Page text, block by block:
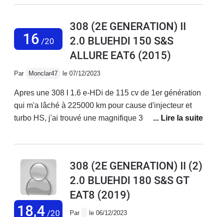
16 /20
308 (2E GENERATION) II
2.0 BLUEHDI 150 S&S
ALLURE EAT6 (2015)
Par Monclar47 le 07/12/2023
Apres une 308 I 1.6 e-HDi de 115 cv de 1er génération
qui m'a lâché à 225000 km pour cause d'injecteur et
turbo HS, j'ai trouvé une magnifique 308 II SW de 2015
EAT 6 (première fois en auto pour moi) et j'en suis
placant très bien dans les virages et le tout, en étant
confortable. Ce que j'aime au niveau de la boite c'est le
fait de pouvoir passé en séquentielle pour pouvoir
s'amuser sur des petites routes (du genre route du
18,4/20
308 (2E GENERATION) II (2)
2.0 BLUEHDI 180 S&S GT
EAT8 (2019)
Par le 06/12/2023